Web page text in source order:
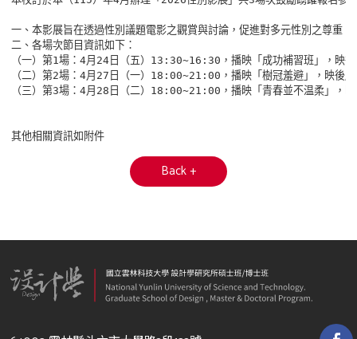
一、本影展旨在透過性別議題電影之觀賞與討論，促進對多元性別之尊重
二、各場次節目資訊如下：
（一）第1場：4月24日（五）13:30~16:30，播映「成功補習班」，映
（二）第2場：4月27日（一）18:00~21:00，播映「樹冠羞避」，映後
（三）第3場：4月28日（二）18:00~21:00，播映「青春並不温柔」，
Back +